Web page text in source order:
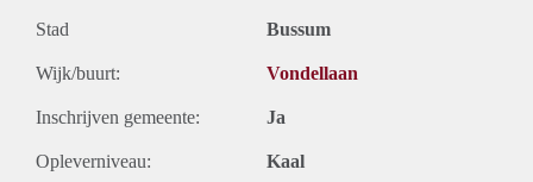
Stad Bussum
Wijk/buurt: Vondellaan
Inschrijven gemeente: Ja
Opleverniveau: Kaal